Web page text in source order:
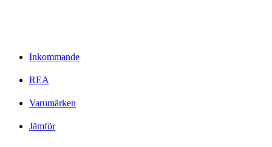
Inkommande
REA
Varumärken
Jämför